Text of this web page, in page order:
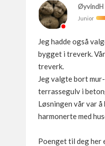
ØyvindH
Junior
Jeg hadde også
bygget i treverk.
treverk.
Jeg valgte bort
terrassegulv i
Løsningen vår var
harmonerte med
Poenget til deg her